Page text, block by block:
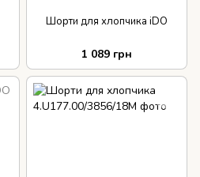
Шорти для хлопчика iDO
1 089 грн